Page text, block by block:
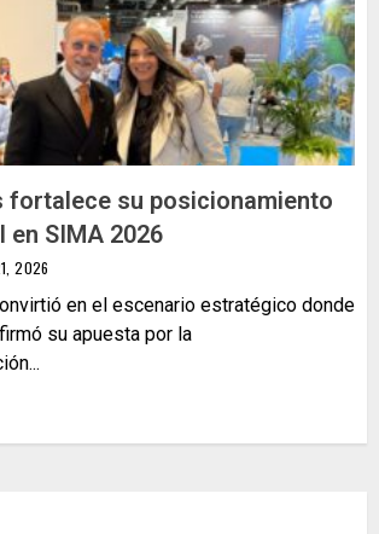
fortalece su posicionamiento
en SIMA 2026
2026
en el escenario estratégico donde
su apuesta por la